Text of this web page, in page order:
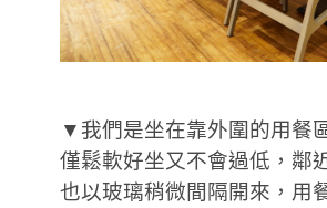
▼我們是坐在靠外圍的用餐
僅鬆軟好坐又不會過低，鄰
也以玻璃稍微間隔開來，用